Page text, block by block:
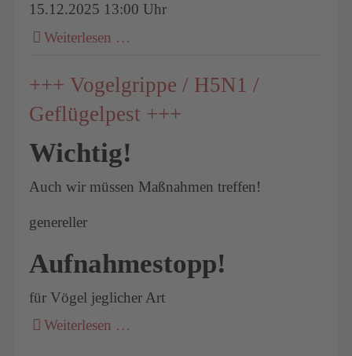
15.12.2025 13:00 Uhr
Weiterlesen …
+++ Vogelgrippe / H5N1 /
Geflügelpest +++
Wichtig!
Auch wir müssen Maßnahmen treffen!
genereller
Aufnahmestopp!
für Vögel jeglicher Art
Weiterlesen …